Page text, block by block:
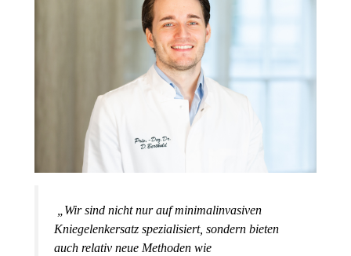
„Wir sind nicht nur auf minimalinvasiven
Kniegelenkersatz spezialisiert, sondern bieten
auch relativ neue Methoden wie